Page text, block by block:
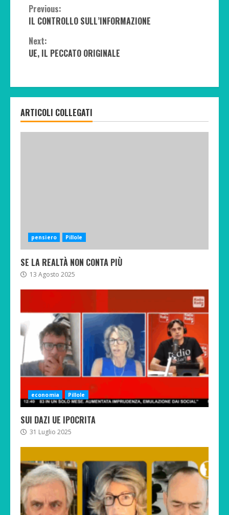
Continue
Reading
Previous:
IL CONTROLLO SULL’INFORMAZIONE
Next:
UE, IL PECCATO ORIGINALE
ARTICOLI COLLEGATI
pensiero Pillole
SE LA REALTÀ NON CONTA PIÙ
13 Agosto 2025
economia Pillole
SUI DAZI UE IPOCRITA
31 Luglio 2025